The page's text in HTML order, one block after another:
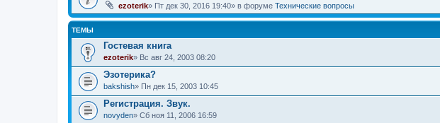
ezoterik» Пт дек 30, 2016 19:40» в форуме Технические вопросы
ТЕМЫ
Гостевая книга
ezoterik» Вс авг 24, 2003 08:20
Эзотерика?
bakshish» Пн дек 15, 2003 10:45
Регистрация. Звук.
novyden» Сб ноя 11, 2006 16:59